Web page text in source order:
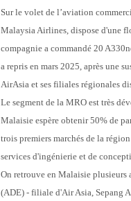
Sur le volet de l’aviation
Malaysia Airlines, dispose d'une
compagnie a commandé 20
a repris en mars 2025, après une
AirAsia et ses filiales régionales
Le segment de la MRO est très
Malaisie espère obtenir 50% de
trois premiers marchés de la
services d'ingénierie et de
On retrouve en Malaisie
(ADE) - filiale d'Air Asia, Sepang